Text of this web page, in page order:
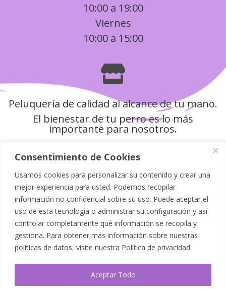
Consentimiento de Cookies
Usamos cookies para personalizar su contenido y crear una
mejor experiencia para usted. Podemos recopilar
información no confidencial sobre su uso. Puede aceptar el
uso de esta tecnología o administrar su configuración y así
controlar completamente qué información se recopila y
gestiona. Para obtener más información sobre nuestras
políticas de datos, visite nuestra Política de privacidad
Aceptar Todo
10:00 a 19:00
Viernes
10:00 a 15:00

Peluquería de calidad al alcance de tu mano.
El bienestar de tu perro es lo más
importante para nosotros.
Política de Privacidad
Aviso Legal
Política de Cookies
Accesibilidad